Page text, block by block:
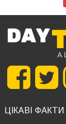
ЦІКАВІ ФАКТИ